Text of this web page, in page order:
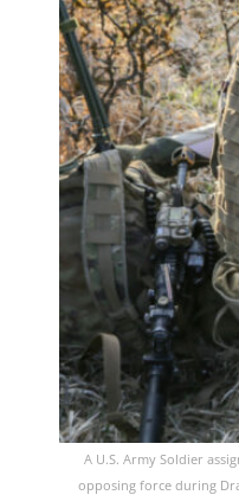
A U.S. Army Soldier
opposing force during